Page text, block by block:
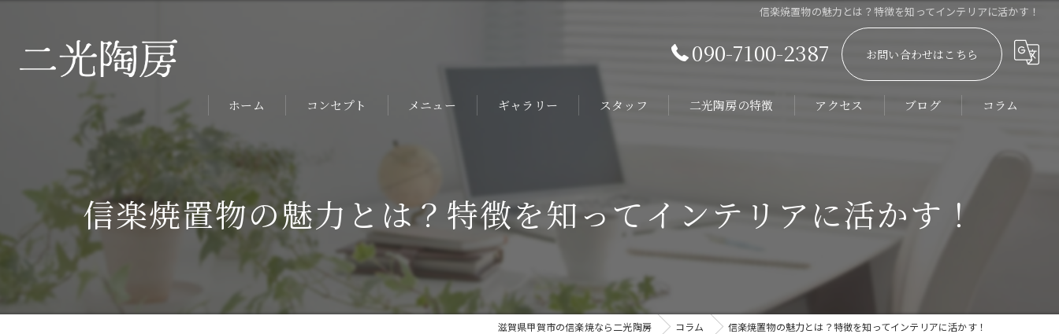
信楽焼置物の魅力とは？特徴を知ってインテリアに活かす！
090-7100-2387 お問い合わせはこちら
ホーム コンセプト メニュー ギャラリー スタッフ 二光陶房の特徴
陶器浴槽
アクセス ブログ コラム
信楽焼置物の魅力とは？特徴を知ってインテリアに活かす！
滋賀県甲賀市の信楽焼なら二光陶房 コラム 信楽焼置物の魅力とは？特徴を知ってインテリアに活かす！